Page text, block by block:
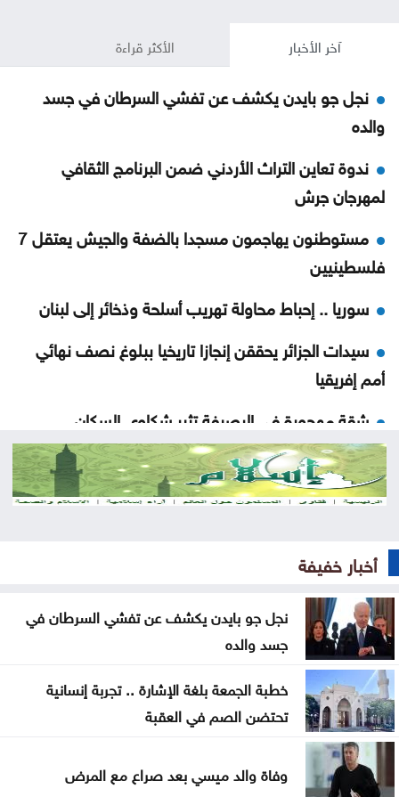
آخر الأخبار الأكثر قراءة
نجل جو بايدن يكشف عن تفشي السرطان في جسد
والده
ندوة تعاين التراث الأردني ضمن البرنامج الثقافي
لمهرجان جرش
مستوطنون يهاجمون مسجدا بالضفة والجيش يعتقل 7
فلسطينيين
سوريا .. إحباط محاولة تهريب أسلحة وذخائر إلى لبنان
سيدات الجزائر يحققن إنجازا تاريخيا ببلوغ نصف نهائي
أمم إفريقيا
شقة مهجورة في الرصيفة تثير شكاوى السكان ..
تفاصيل
السعودية واليمن وقطر ترحب ببيان مجلس الأمن إزاء
المنتخب الوطني ت 20 يتغلب على نظيره الكويتي وديا
الصفدي والزياني يبحثان تطورات الأوضاع الإقليمية
وسبل إنهاء التصعيد
اضطرابات جوية موسمية تضرب مناطق عربية خلال
الأيام المقبلة
كان الله في عون وزير التربية والتعليم والتعليم العالي ..
استحقاقات ثقيلة واختبار حقيقي للكفاءة والحوكمة
أخبار خفيفة
نجل جو بايدن يكشف عن تفشي السرطان في
جسد والده
خطبة الجمعة بلغة الإشارة .. تجربة إنسانية
تحتضن الصم في العقبة
وفاة والد ميسي بعد صراع مع المرض